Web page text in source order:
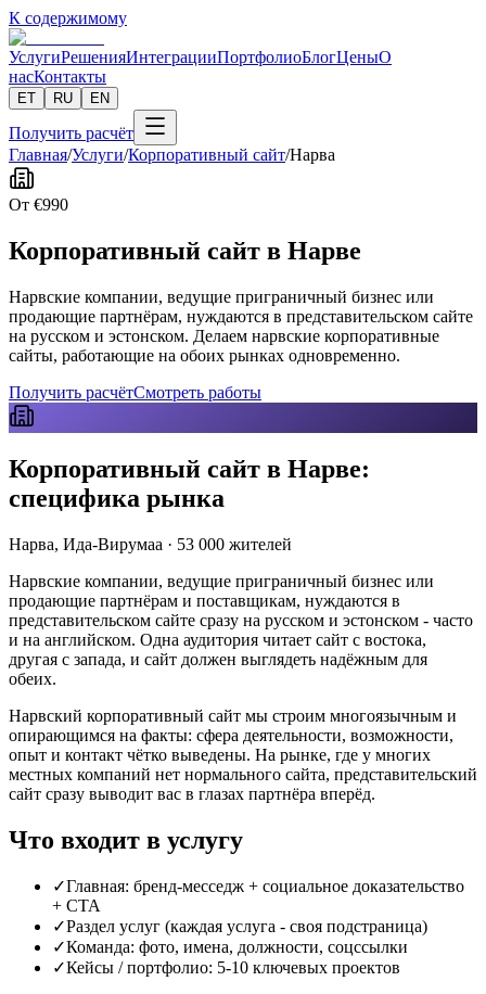
К содержимому
УслугиРешенияИнтеграцииПортфолиоБлогЦеныО
насКонтакты
ET RU EN
Получить расчёт
Главная/Услуги/Корпоративный сайт/Нарва
От €990
Корпоративный сайт в Нарве
Нарвские компании, ведущие приграничный бизнес или
продающие партнёрам, нуждаются в представительском сайте
на русском и эстонском. Делаем нарвские корпоративные
сайты, работающие на обоих рынках одновременно.
Получить расчётСмотреть работы
Корпоративный сайт в Нарве:
специфика рынка
Нарва, Ида-Вирумаа · 53 000 жителей
Нарвские компании, ведущие приграничный бизнес или
продающие партнёрам и поставщикам, нуждаются в
представительском сайте сразу на русском и эстонском - часто
и на английском. Одна аудитория читает сайт с востока,
другая с запада, и сайт должен выглядеть надёжным для
обеих.
Нарвский корпоративный сайт мы строим многоязычным и
опирающимся на факты: сфера деятельности, возможности,
опыт и контакт чётко выведены. На рынке, где у многих
местных компаний нет нормального сайта, представительский
сайт сразу выводит вас в глазах партнёра вперёд.
Что входит в услугу
✓Главная: бренд-месседж + социальное доказательство
+ CTA
✓Раздел услуг (каждая услуга - своя подстраница)
✓Команда: фото, имена, должности, соцссылки
✓Кейсы / портфолио: 5-10 ключевых проектов